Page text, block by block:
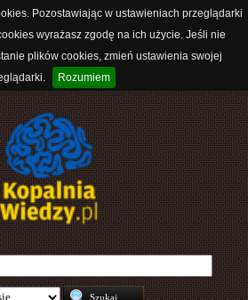
Pozostawiając w ustawieniach przeglądarki
wyrażasz zgodę na ich użycie. Jeśli nie
plików cookies, zmień ustawienia swojej
Rozumiem